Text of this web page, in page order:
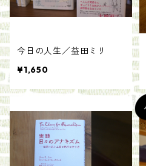
今日の人生／益田ミリ
¥1,650